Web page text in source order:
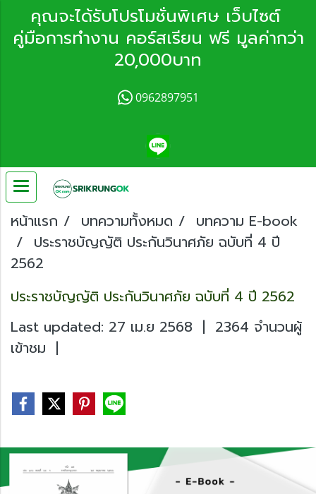
คุณจะได้รับโปรโมชั่นพิเศษ เว็บไซต์
คู่มือการทำงาน คอร์สเรียน ฟรี มูลค่ากว่า
20,000บาท
0962897951
หน้าแรก บทความทั้งหมด
บทความ E-book
ประราชบัญญัติ ประกันวินาศภัย ฉบับที่ 4 ปี
2562
ประราชบัญญัติ ประกันวินาศภัย ฉบับที่ 4 ปี 2562
Last updated: 27 เม.ย 2568 | 2364 จำนวนผู้
เข้าชม |